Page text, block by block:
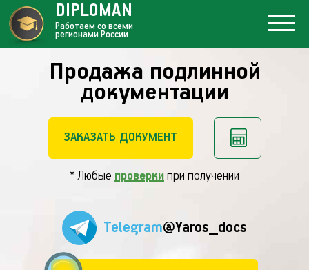
Продажа подлинной
документации
ЗАКАЗАТЬ ДОКУМЕНТ
* Любые проверки при получении
Telegram@Yaros_docs
DIPLOMAN
Работаем со всеми
регионами России